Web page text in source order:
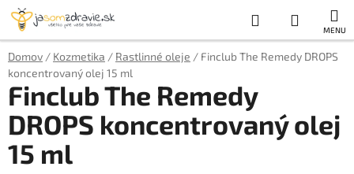
Prejsť
obsah
Hľadať
KOŠÍK
Domov / Kozmetika / Rastlinné oleje / Finclub The Remedy DROPS
koncentrovaný olej 15 ml
Finclub The Remedy
DROPS koncentrovaný olej
15 ml